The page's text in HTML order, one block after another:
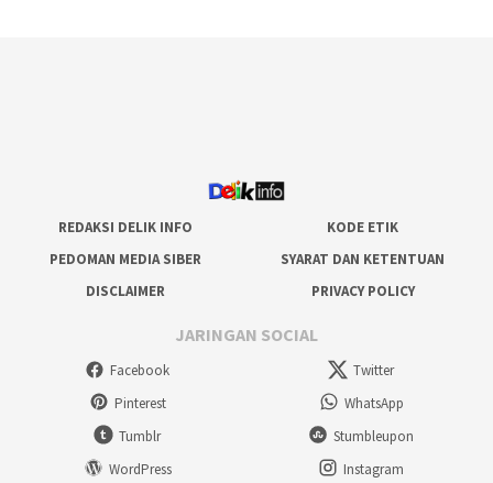
REDAKSI DELIK INFO
KODE ETIK
PEDOMAN MEDIA SIBER
SYARAT DAN KETENTUAN
DISCLAIMER
PRIVACY POLICY
JARINGAN SOCIAL
Facebook
Twitter
Pinterest
WhatsApp
Tumblr
Stumbleupon
WordPress
Instagram